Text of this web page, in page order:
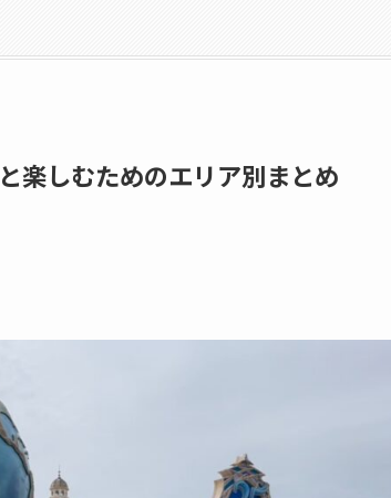
楽しむためのエリア別まとめ